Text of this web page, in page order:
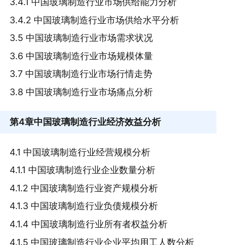
3.4.2 中国玻璃制造行业市场供给水平分析
3.5 中国玻璃制造行业市场需求状况
3.6 中国玻璃制造行业市场规模体量
3.7 中国玻璃制造行业市场行情走势
3.8 中国玻璃制造行业市场痛点分析
第4章中国玻璃制造行业经济效益分析
4.1 中国玻璃制造行业经营规模分析
4.1.1 中国玻璃制造行业企业数量分析
4.1.2 中国玻璃制造行业资产规模分析
4.1.3 中国玻璃制造行业负债规模分析
4.1.4 中国玻璃制造行业所有者权益分析
4.1.5 中国玻璃制造行业企业平均用工人数分析